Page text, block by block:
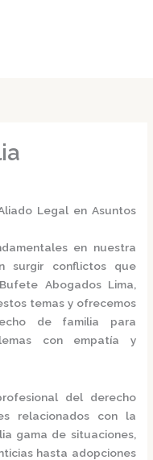
Legal en Asuntos
en nuestra
surgir conflictos que
Bufete Abogados Lima,
temas y ofrecemos
de familia para
con empatía y
del derecho
relacionados con la
gama de situaciones,
hasta adopciones